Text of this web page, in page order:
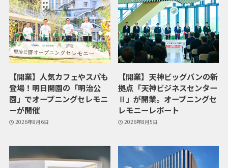
【開業】人気カフェやスパも
登場！明日開園の「明治公
園」でオープニングセレモニ
ーが開催
2026年8月6日
【開業】天神ビッグバンの新
拠点「天神ビジネスセンター
Ⅱ」が開業。オープニングセ
レモニーレポート
2026年8月5日